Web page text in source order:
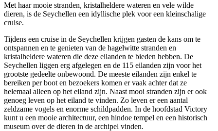
Met haar mooie stranden, kristalheldere wateren en vele wilde
dieren, is de Seychellen een idyllische plek voor een kleinschalige
cruise.
Tijdens een cruise in de Seychellen krijgen gasten de kans om te
ontspannen en te genieten van de hagelwitte stranden en
kristalheldere wateren die deze eilanden te bieden hebben. De
Seychellen liggen erg afgelegen en de 115 eilanden zijn voor het
grootste gedeelte onbewoond. De meeste eilanden zijn enkel te
bereiken per boot en bezoekers komen er vaak achter dat ze
helemaal alleen op het eiland zijn. Naast mooi stranden zijn er ook
genoeg leven op het eiland te vinden. Zo leven er een aantal
zeldzame vogels en enorme schildpadden. In de hoofdstad Victory
kunt u een mooie architectuur, een hindoe tempel en een historisch
museum over de dieren in de archipel vinden.